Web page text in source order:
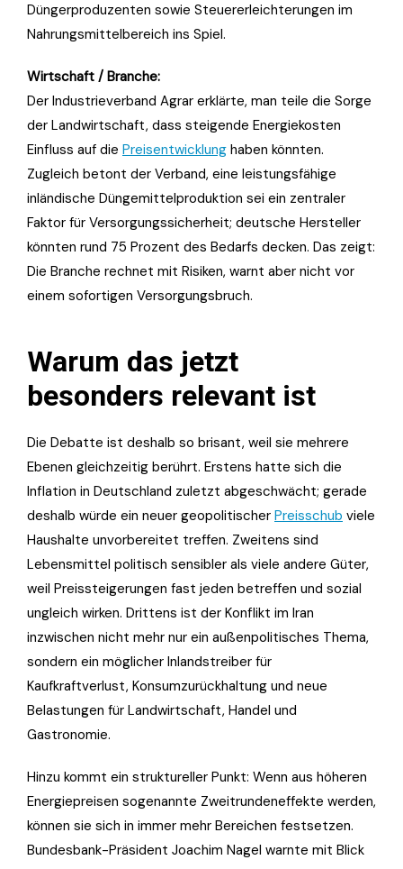
Düngerproduzenten sowie Steuererleichterungen im
Nahrungsmittelbereich ins Spiel.
Wirtschaft / Branche:
Der Industrieverband Agrar erklärte, man teile die Sorge
der Landwirtschaft, dass steigende Energiekosten
Einfluss auf die Preisentwicklung haben könnten.
Zugleich betont der Verband, eine leistungsfähige
inländische Düngemittelproduktion sei ein zentraler
Faktor für Versorgungssicherheit; deutsche Hersteller
könnten rund 75 Prozent des Bedarfs decken. Das zeigt:
Die Branche rechnet mit Risiken, warnt aber nicht vor
einem sofortigen Versorgungsbruch.
Warum das jetzt
besonders relevant ist
Die Debatte ist deshalb so brisant, weil sie mehrere
Ebenen gleichzeitig berührt. Erstens hatte sich die
Inflation in Deutschland zuletzt abgeschwächt; gerade
deshalb würde ein neuer geopolitischer Preisschub viele
Haushalte unvorbereitet treffen. Zweitens sind
Lebensmittel politisch sensibler als viele andere Güter,
weil Preissteigerungen fast jeden betreffen und sozial
ungleich wirken. Drittens ist der Konflikt im Iran
inzwischen nicht mehr nur ein außenpolitisches Thema,
sondern ein möglicher Inlandstreiber für
Kaufkraftverlust, Konsumzurückhaltung und neue
Belastungen für Landwirtschaft, Handel und
Gastronomie.
Hinzu kommt ein struktureller Punkt: Wenn aus höheren
Energiepreisen sogenannte Zweitrundeneffekte werden,
können sie sich in immer mehr Bereichen festsetzen.
Bundesbank-Präsident Joachim Nagel warnte mit Blick